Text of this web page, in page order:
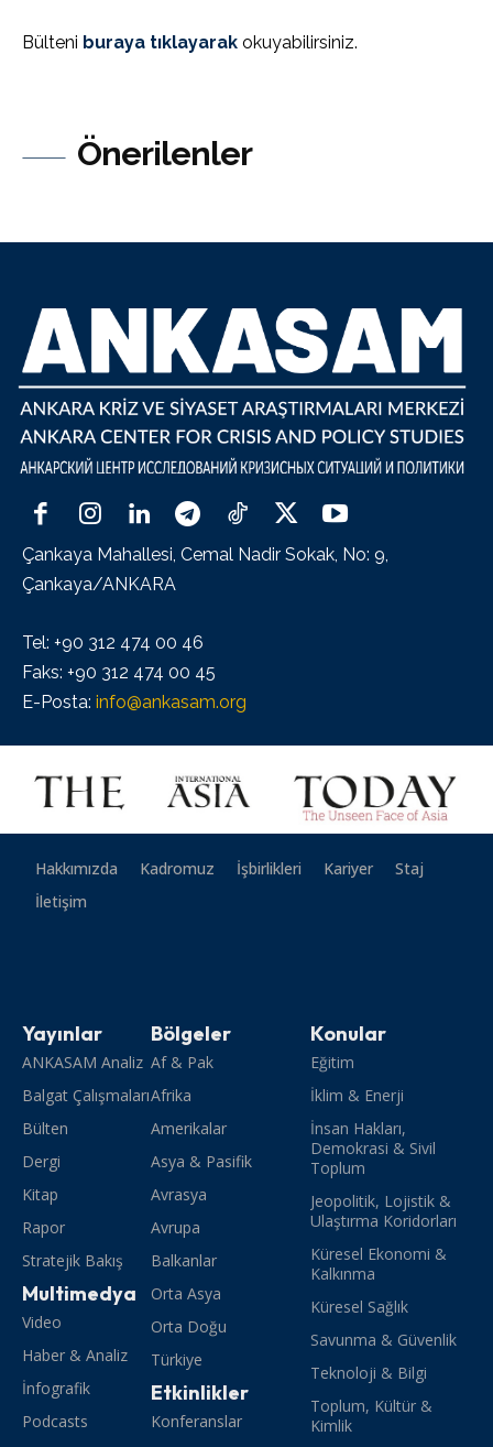
Önerilenler
Bülteni buraya tıklayarak okuyabilirsiniz.
Çankaya Mahallesi, Cemal Nadir Sokak, No: 9,
Çankaya/ANKARA
Tel: +90 312 474 00 46
Faks: +90 312 474 00 45
E-Posta: info@ankasam.org
Hakkımızda Kadromuz İşbirlikleri Kariyer
Staj
İletişim
Yayınlar
ANKASAM Analiz
Balgat Çalışmaları
Bülten
Dergi
Kitap
Rapor
Stratejik Bakış
Multimedya
Video
Haber & Analiz
İnfografik
Podcasts
Bölgeler
Af & Pak
Afrika
Amerikalar
Asya & Pasifik
Avrasya
Avrupa
Balkanlar
Orta Asya
Orta Doğu
Türkiye
Etkinlikler
Konferanslar
Konular
Eğitim
İklim & Enerji
İnsan Hakları,
Demokrasi & Sivil
Toplum
Jeopolitik, Lojistik &
Ulaştırma Koridorları
Küresel Ekonomi &
Kalkınma
Küresel Sağlık
Savunma & Güvenlik
Teknoloji & Bilgi
Toplum, Kültür &
Kimlik